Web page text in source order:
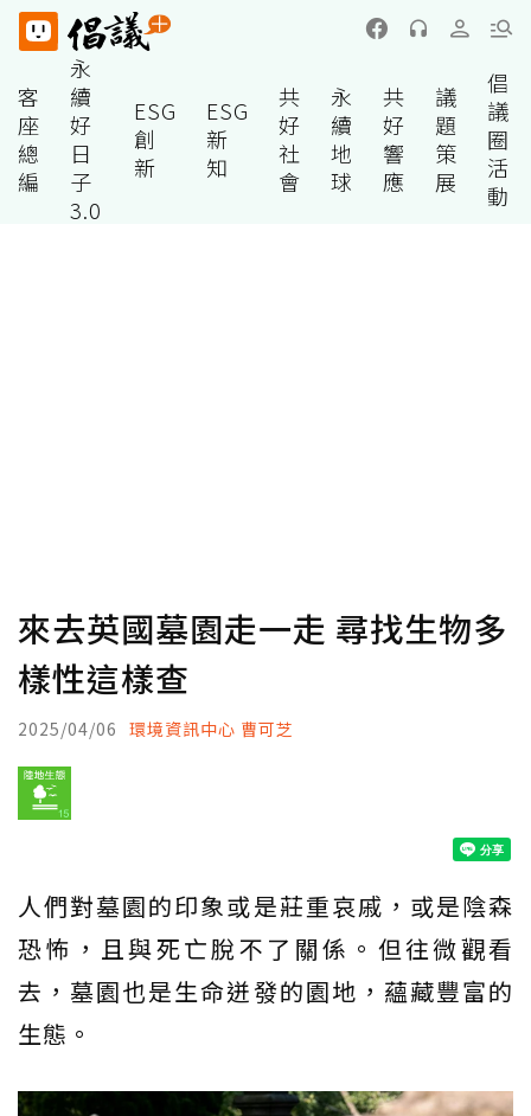
客
座
總
編
永
續
好
日
子
3.0
ESG
創
新
ESG
新
知
共
好
社
會
永
續
地
球
共
好
響
應
議
題
策
展
倡
議
圈
活
動
來去英國墓園走一走 尋找生物多
樣性這樣查
2025/04/06 環境資訊中心 曹可芝
人們對墓園的印象或是莊重哀戚，或是陰森
恐怖，且與死亡脫不了關係。但往微觀看
去，墓園也是生命迸發的園地，蘊藏豐富的
生態。